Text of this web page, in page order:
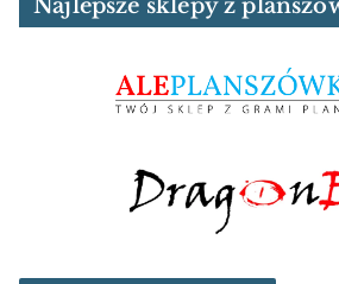
Najlepsze sklepy z